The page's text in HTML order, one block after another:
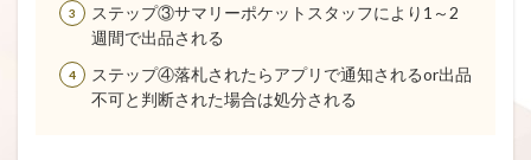
ステップ③サマリーポケットスタッフにより1～2
週間で出品される
ステップ④落札されたらアプリで通知されるor出品
不可と判断された場合は処分される